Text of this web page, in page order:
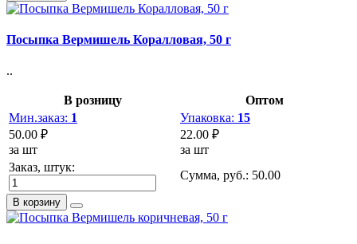
Посыпка Вермишель Коралловая, 50 г
..
В розницу
Оптом
Мин.заказ: 1
50.00 ₽
за шт
Упаковка: 15
22.00 ₽
за шт
Заказ, штук:
Сумма, руб.: 50.00
В корзину